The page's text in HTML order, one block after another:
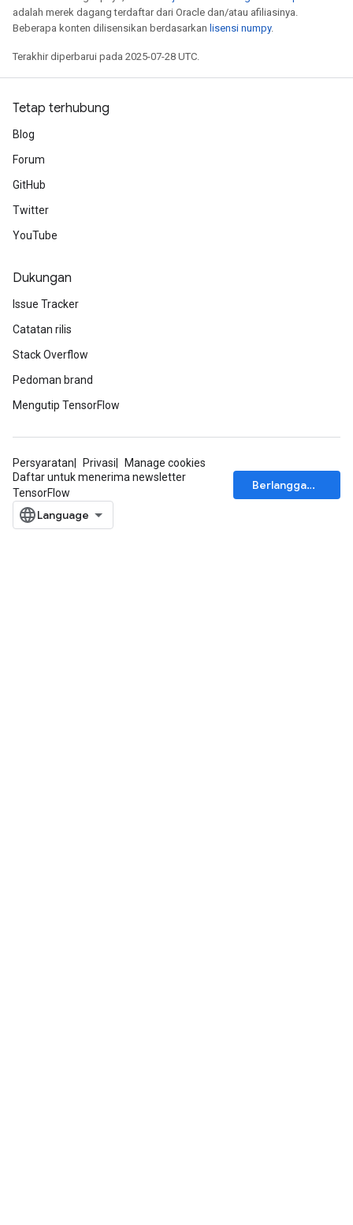
adalah merek dagang terdaftar dari Oracle dan/atau afiliasinya.
Beberapa konten dilisensikan berdasarkan lisensi numpy.
Terakhir diperbarui pada 2025-07-28 UTC.
Tetap terhubung
Blog
Forum
GitHub
Twitter
YouTube
Dukungan
Issue Tracker
Catatan rilis
Stack Overflow
Pedoman brand
Mengutip TensorFlow
Persyaratan Privasi
Manage cookies
Daftar untuk menerima newsletter
TensorFlow
Berlangganan